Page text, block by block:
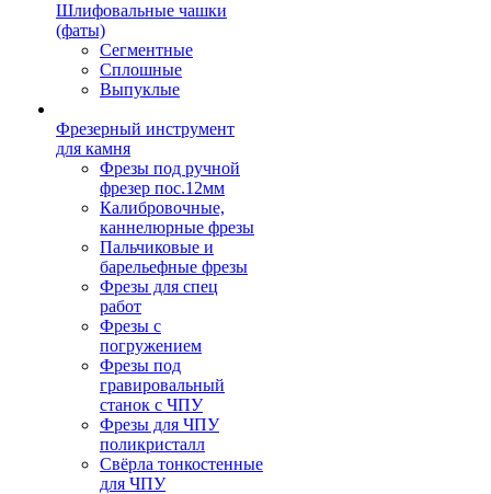
Шлифовальные чашки
(фаты)
Сегментные
Сплошные
Выпуклые
Фрезерный инструмент
для камня
Фрезы под ручной
фрезер пос.12мм
Калибровочные,
каннелюрные фрезы
Пальчиковые и
барельефные фрезы
Фрезы для спец
работ
Фрезы с
погружением
Фрезы под
гравировальный
станок с ЧПУ
Фрезы для ЧПУ
поликристалл
Свёрла тонкостенные
для ЧПУ